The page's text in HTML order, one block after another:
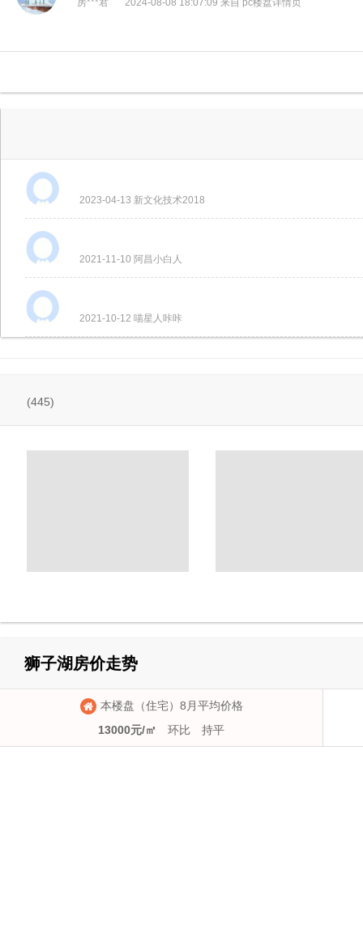
房***君 2024-08-08 18:07:09 来自 pc楼盘详情页
2023-04-13 新文化技术2018
2021-11-10 阿昌小白人
2021-10-12 喵星人咔咔
(445)
狮子湖房价走势
本楼盘（住宅）8月平均价格
13000元/㎡
环比 持平